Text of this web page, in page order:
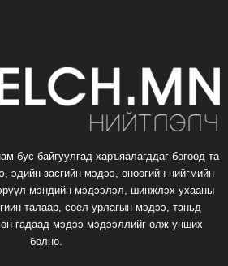
бус байгуулгад харъяалагддаг бөгөөд та
эдийн засгийн мэдээ, өнөөгийн нийгмийн
мэндийн мэдээлэл, шинжлэх ухааны
талаар, соёл урлагын мэдээ, таньд
гадаад мэдээ мэдээллийг олж унших
болно.